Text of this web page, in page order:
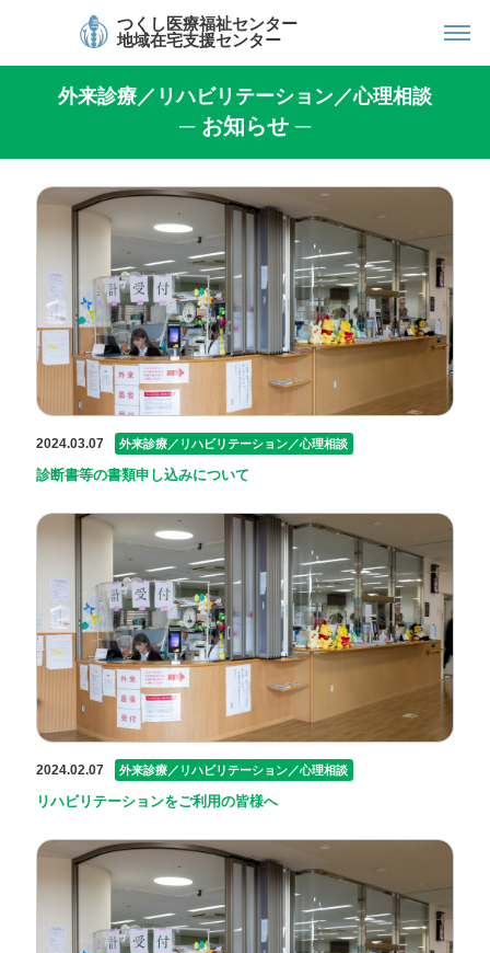
つくし医療福祉センター
地域在宅支援センター
外来診療／リハビリテーション／心理相談
─ お知らせ ─
2024.03.07 外来診療／リハビリテーション／心理相談
診断書等の書類申し込みについて
2024.02.07 外来診療／リハビリテーション／心理相談
リハビリテーションをご利用の皆様へ